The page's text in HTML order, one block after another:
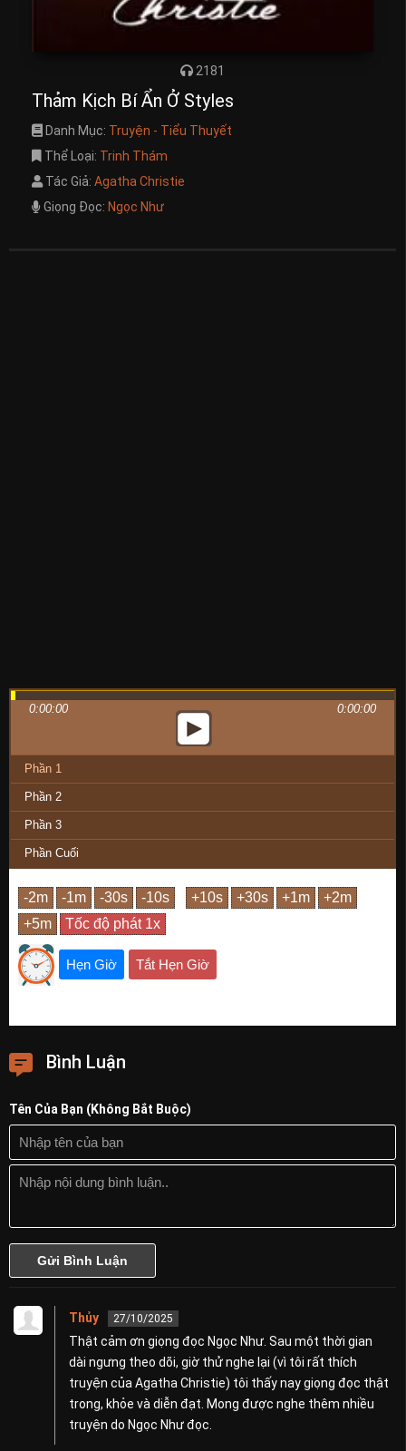
2181
Thảm Kịch Bí Ẩn Ở Styles
Danh Mục: Truyện - Tiểu Thuyết
Thể Loại: Trinh Thám
Tác Giả: Agatha Christie
Giọng Đọc: Ngọc Như
0:00:00 0:00:00
Phần 1
Phần 2
Phần 3
Phần Cuối
Hẹn Giờ Tắt Hẹn Giờ
Bình Luận
Tên Của Bạn (Không Bắt Buộc)
Thủy 27/10/2025
Thật cảm ơn giọng đọc Ngọc Như. Sau một thời gian
dài ngưng theo dõi, giờ thử nghe lại (vì tôi rất thích
truyện của Agatha Christie) tôi thấy nay giọng đọc thật
trong, khỏe và diễn đạt. Mong được nghe thêm nhiều
truyện do Ngọc Như đọc.